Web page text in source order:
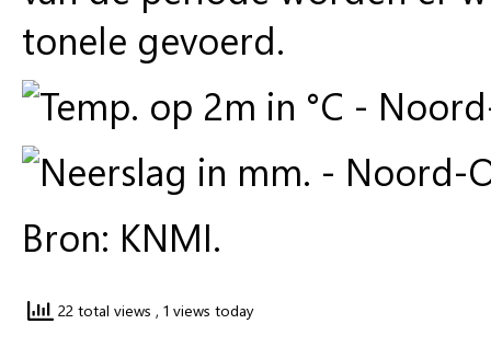
tonele gevoerd.
Bron: KNMI.
22 total views , 1 views today